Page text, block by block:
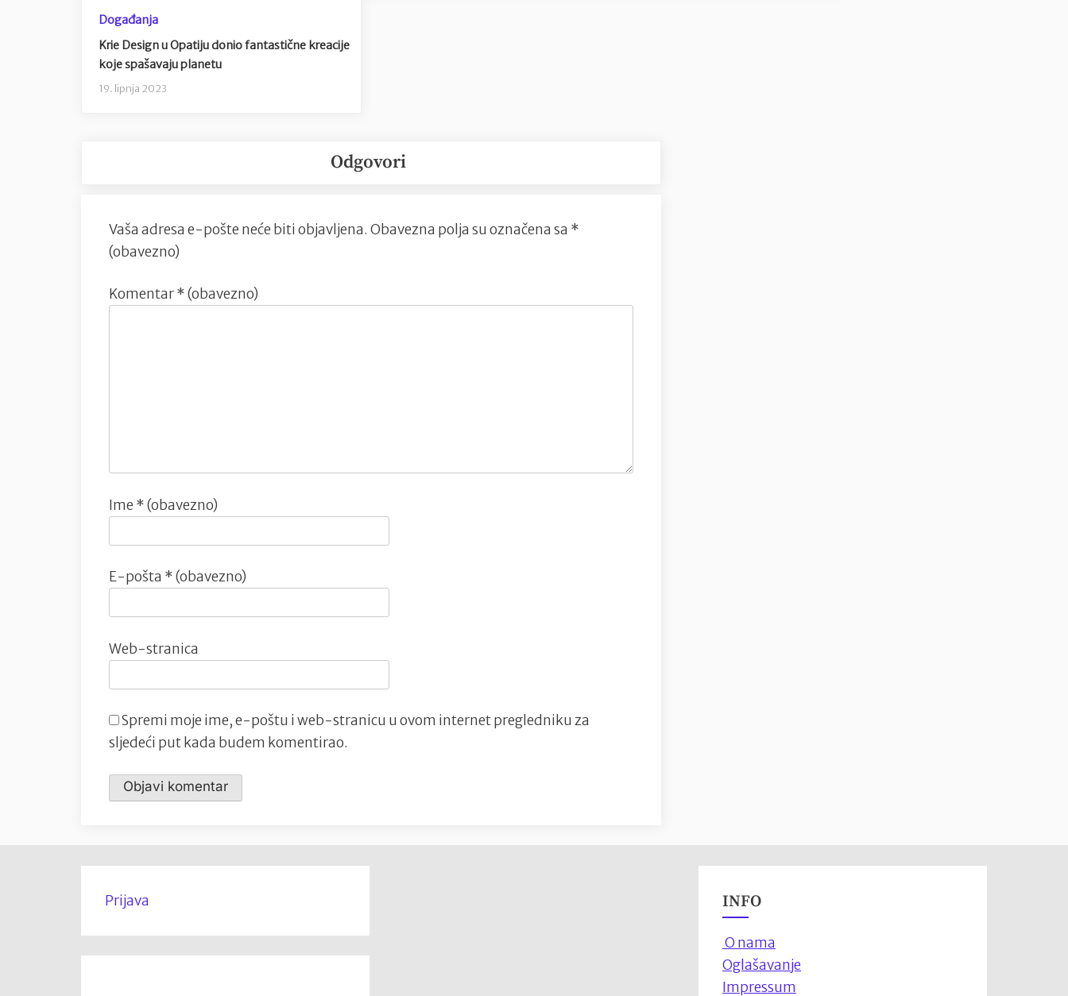
Događanja
Krie Design u Opatiju donio fantastične kreacije
koje spašavaju planetu
19. lipnja 2023
Odgovori
Vaša adresa e-pošte neće biti objavljena. Obavezna polja su označena sa *
(obavezno)
Komentar* (obavezno)
Ime * (obavezno)
E-pošta * (obavezno)
Web-stranica
Spremi moje ime, e-poštu i web-stranicu u ovom internet pregledniku za
sljedeći put kada budem komentirao.
Prijava INFO
O nama
Oglašavanje
Impressum